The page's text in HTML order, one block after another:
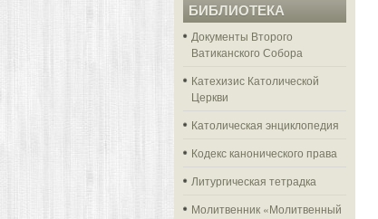
БИБЛИОТЕКА
Документы Второго
Ватиканского Собора
Катехизис Католической
Церкви
Католическая энциклопедия
Кодекс канонического права
Литургическая тетрадка
Молитвенник «Молитвенный